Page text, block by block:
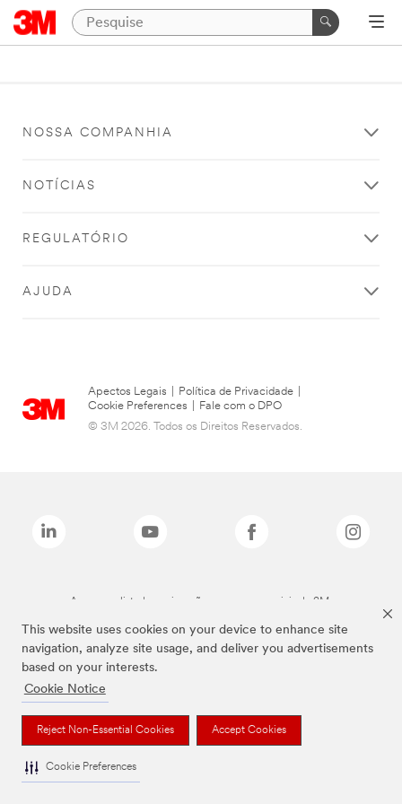
This website uses cookies on your device to enhance site
navigation, analyze site usage, and deliver you advertisements
based on your interests.
Cookie Notice
Reject Non-Essential Cookies Accept Cookies
Cookie Preferences
NOSSA COMPANHIA
NOTÍCIAS
REGULATÓRIO
AJUDA
Apectos Legais Política de Privacidade
Cookie Preferences
Fale com o DPO
© 3M 2026. Todos os Direitos Reservados.
As marcas listadas a cima são marcas comerciais da 3M.